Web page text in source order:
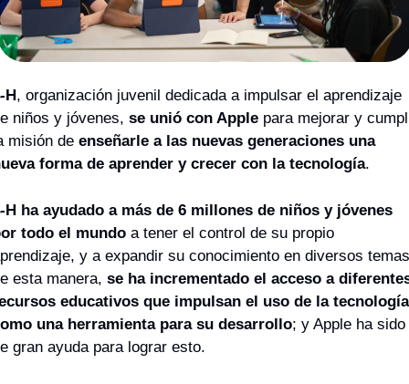
H, organización juvenil dedicada a impulsar el aprendizaje
niños y jóvenes, se unió con Apple para mejorar y
misión de enseñarle a las nuevas generaciones una
forma de aprender y crecer con la tecnología.
H ha ayudado a más de 6 millones de niños y jóvenes
todo el mundo a tener el control de su propio
y a expandir su conocimiento en diversos
esta manera, se ha incrementado el acceso a
educativos que impulsan el uso de la tecnología
una herramienta para su desarrollo; y Apple ha sido
gran ayuda para lograr esto.